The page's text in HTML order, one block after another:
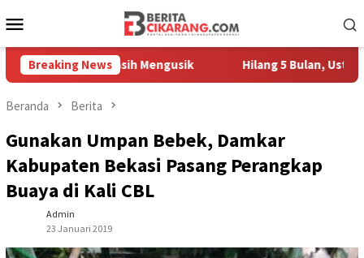
ke
Mobile
Breaking News
Masih Mengusik Hilang 5 Bulan, Ustadz Ujang
Beranda Berita
Gunakan Umpan Bebek, Damkar
Kabupaten Bekasi Pasang Perangkap
Buaya di Kali CBL
Admin
23 Januari 2019